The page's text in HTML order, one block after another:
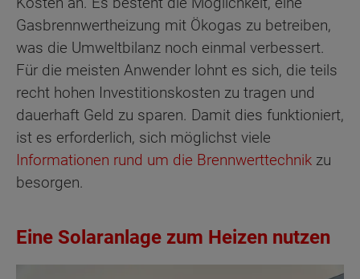
Gasbrennwertheizung mit Ökogas zu betreiben,
was die Umweltbilanz noch einmal verbessert.
Für die meisten Anwender lohnt es sich, die teils
recht hohen Investitionskosten zu tragen und
dauerhaft Geld zu sparen. Damit dies funktioniert,
ist es erforderlich, sich möglichst viele
Informationen rund um die Brennwerttechnik zu
besorgen.
Eine Solaranlage zum Heizen nutzen